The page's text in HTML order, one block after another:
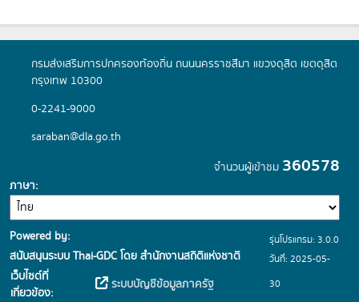
กรมส่งเสริมการปกครองท้องถิ่น ถนนนครราชสีมา แขวงดุสิต เขตดุสิต
กรุงเทพ 10300
0-2241-9000
saraban@dla.go.th
จำนวนผู้เข้าชม 360578
ภาษา
Powered by:
สนับสนุนระบบ Thai-GDC โดย สำนักงานสถิติแห่งชาติ
เว็บไซต์ที่
เกี่ยวข้อง:
ระบบบัญชีข้อมูลภาครัฐ
รุ่นโปรแกรม: 3.0.0
วันที่: 2025-05-
30